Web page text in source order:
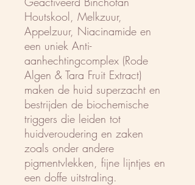
Houtskool, Melkzuur,
Appelzuur, Niacinamide en
een uniek Anti-
aanhechtingcomplex (Rode
Algen & Tara Fruit Extract)
maken de huid superzacht en
bestrijden de biochemische
triggers die leiden tot
huidveroudering en zaken
zoals onder andere
pigmentvlekken, fijne lijntjes en
een doffe uitstraling.